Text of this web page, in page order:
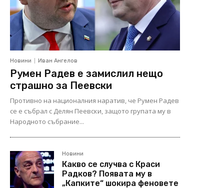
Новини Иван Ангелов
Румен Радев е замислил нещо
страшно за Пеевски
Противно на националния наратив, че Румен Радев
се е събрал с Делян Пеевски, защото групата му в
Народното събрание...
Новини
Какво се случва с Краси
Радков? Появата му в
„Капките“ шокира феновете